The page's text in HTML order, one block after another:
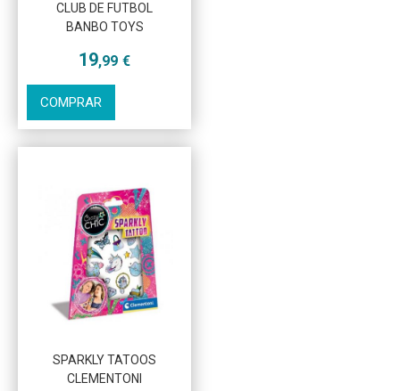
CLUB DE FUTBOL
BANBO TOYS
19,99 €
COMPRAR
SPARKLY TATOOS
CLEMENTONI
Más info
Más info